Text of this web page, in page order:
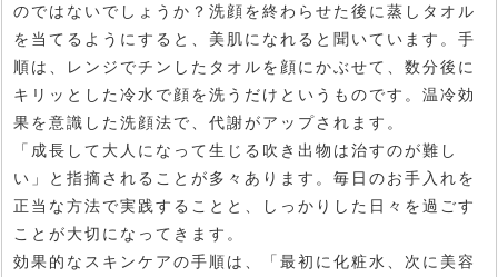
のではないでしょうか？洗顔を終わらせた後に蒸しタオル
を当てるようにすると、美肌になれると聞いています。手
順は、レンジでチンしたタオルを顔にかぶせて、数分後に
キリッとした冷水で顔を洗うだけというものです。温冷効
果を意識した洗顔法で、代謝がアップされます。
「成長して大人になって生じる吹き出物は治すのが難し
い」と指摘されることが多々あります。毎日のお手入れを
正当な方法で実践することと、しっかりした日々を過ごす
ことが大切になってきます。
効果的なスキンケアの手順は、「最初に化粧水、次に美容